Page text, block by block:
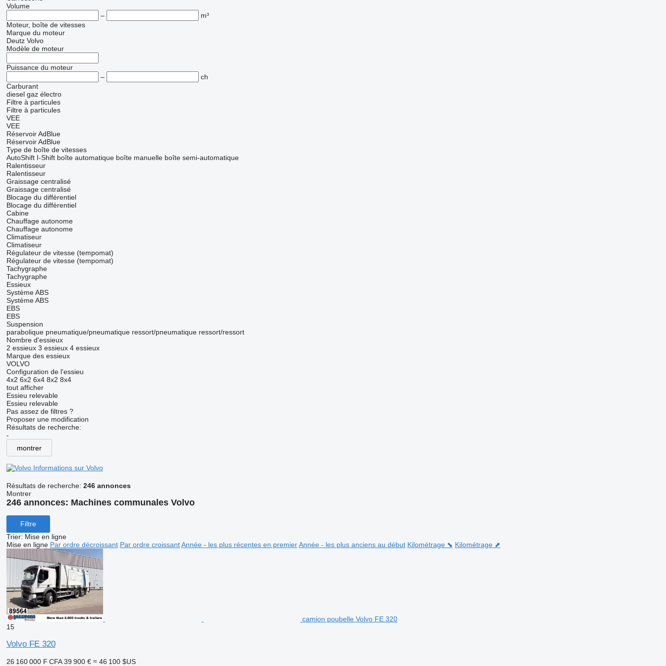
Volume
–
m³
Moteur, boîte de vitesses
Marque du moteur
Deutz Volvo
Modèle de moteur
Puissance du moteur
–
ch
Carburant
diesel gaz électro
Filtre à particules
Filtre à particules
VEE
VEE
Réservoir AdBlue
Réservoir AdBlue
Type de boîte de vitesses
AutoShift I-Shift boîte automatique boîte manuelle boîte semi-automatique
Ralentisseur
Ralentisseur
Graissage centralisé
Graissage centralisé
Blocage du différentiel
Blocage du différentiel
Cabine
Chauffage autonome
Chauffage autonome
Climatiseur
Climatiseur
Régulateur de vitesse (tempomat)
Régulateur de vitesse (tempomat)
Tachygraphe
Tachygraphe
Essieux
Système ABS
Système ABS
EBS
EBS
Suspension
parabolique pneumatique/pneumatique ressort/pneumatique ressort/ressort
Nombre d'essieux
2 essieux 3 essieux 4 essieux
Marque des essieux
VOLVO
Configuration de l'essieu
4x2 6x2 6x4 8x2 8x4
tout afficher
Essieu relevable
Essieu relevable
Pas assez de filtres ?
Proposer une modification
Résultats de recherche:
-
montrer
Informations sur Volvo
Résultats de recherche: 246 annonces
Montrer
246 annonces: Machines communales Volvo
Filtre
Trier: Mise en ligne
Mise en ligne Par ordre décroissant Par ordre croissant Année - les plus récentes en premier Année - les plus anciens au début Kilométrage ⬊ Kilométrage ⬈
camion poubelle Volvo FE 320
15
Volvo FE 320
26 160 000 F CFA 39 900 € ≈ 46 100 $US